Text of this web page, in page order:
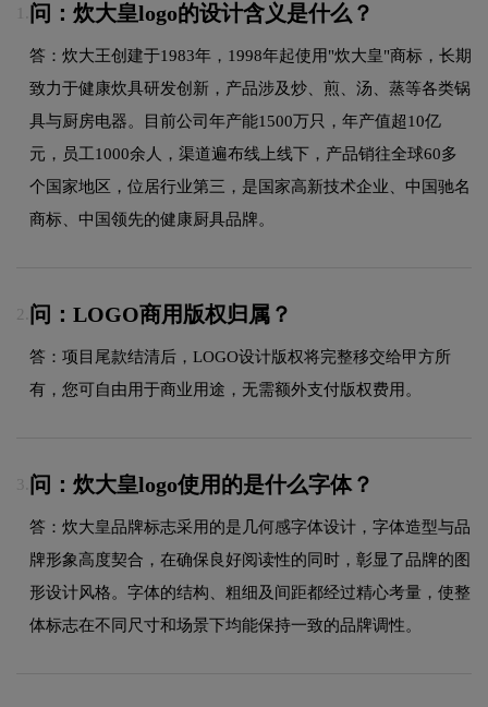
问：炊大皇logo的设计含义是什么？
答：炊大王创建于1983年，1998年起使用"炊大皇"商标，长期
致力于健康炊具研发创新，产品涉及炒、煎、汤、蒸等各类锅
具与厨房电器。目前公司年产能1500万只，年产值超10亿
元，员工1000余人，渠道遍布线上线下，产品销往全球60多
个国家地区，位居行业第三，是国家高新技术企业、中国驰名
商标、中国领先的健康厨具品牌。
2. 问：LOGO商用版权归属？
答：项目尾款结清后，LOGO设计版权将完整移交给甲方所
有，您可自由用于商业用途，无需额外支付版权费用。
3. 问：炊大皇logo使用的是什么字体？
答：炊大皇品牌标志采用的是几何感字体设计，字体造型与品
牌形象高度契合，在确保良好阅读性的同时，彰显了品牌的图
形设计风格。字体的结构、粗细及间距都经过精心考量，使整
体标志在不同尺寸和场景下均能保持一致的品牌调性。